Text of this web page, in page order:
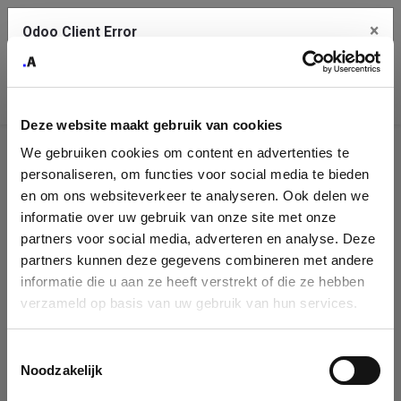
Deze website maakt gebruik van cookies
We gebruiken cookies om content en advertenties te
personaliseren, om functies voor social media te bieden
en om ons websiteverkeer te analyseren. Ook delen we
informatie over uw gebruik van onze site met onze
partners voor social media, adverteren en analyse. Deze
partners kunnen deze gegevens combineren met andere
informatie die u aan ze heeft verstrekt of die ze hebben
verzameld op basis van uw gebruik van hun services.
Noodzakelijk
Company
Identification
Please fill in your company details
You can search a company in our database by name, VAT or
enterprise ID. When a company is selected it will auto-complete the
form. If you don't find your company in our database, you can create
Odoo Client Error ×
service.
See details
Ok